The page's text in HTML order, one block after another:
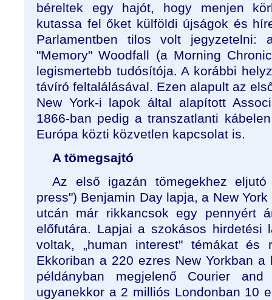
béreltek egy hajót, hogy menjen
kutassa fel őket külföldi újságok és
Parlamentben tilos volt jegyzetelni:
"Memory" Woodfall (a Morning
legismertebb tudósítója. A korábbi
távíró feltalálásával. Ezen alapult az
New York-i lapok által alapított
1866-ban pedig a transzatlanti
Európa közti közvetlen kapcsolat is.
A tömegsajtó
Az első igazán tömegekhez eljutó
press") Benjamin Day lapja, a New
utcán már rikkancsok egy pennyért
előfutára. Lapjai a szokásos hirdetési
voltak, „human interest" témákat és
Ekkoriban a 220 ezres New Yorkban
példányban megjelenő Courier
ugyanekkor a 2 milliós Londonban 10